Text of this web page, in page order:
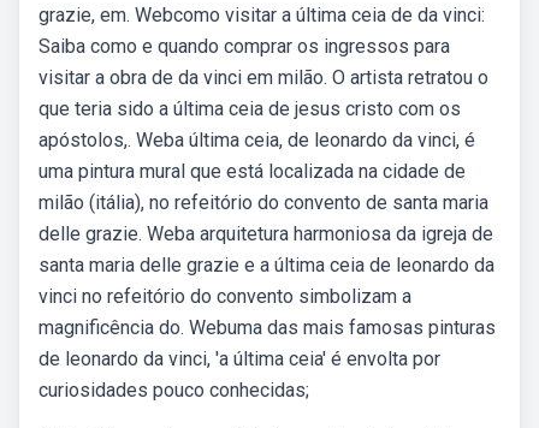
grazie, em. Webcomo visitar a última ceia de da vinci:
Saiba como e quando comprar os ingressos para
visitar a obra de da vinci em milão. O artista retratou o
que teria sido a última ceia de jesus cristo com os
apóstolos,. Weba última ceia, de leonardo da vinci, é
uma pintura mural que está localizada na cidade de
milão (itália), no refeitório do convento de santa maria
delle grazie. Weba arquitetura harmoniosa da igreja de
santa maria delle grazie e a última ceia de leonardo da
vinci no refeitório do convento simbolizam a
magnificência do. Webuma das mais famosas pinturas
de leonardo da vinci, 'a última ceia' é envolta por
curiosidades pouco conhecidas;